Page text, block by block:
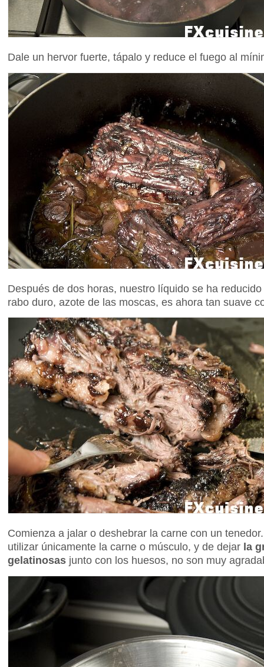
Dale un hervor fuerte, tápalo y reduce el fuego al
Después de dos horas, nuestro líquido se ha
rabo duro, azote de las moscas, es ahora tan suave
Comienza a jalar o deshebrar la carne con un
utilizar únicamente la carne o músculo, y de dejar la
gelatinosas junto con los huesos, no son muy